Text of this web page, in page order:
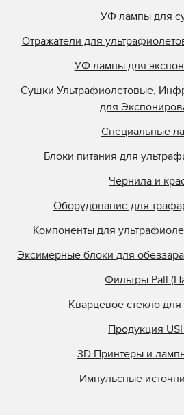
УФ лампы для
Отражатели для
УФ лампы для
Сушки Ультрафиолетовые,
для
Специальные
Блоки питания для
Чернила и
Оборудование для
Компоненты для
Эксимерные блоки для
Фильтры Pall
Кварцевое стекло
Продукция
3D Принтеры и
Импульсные